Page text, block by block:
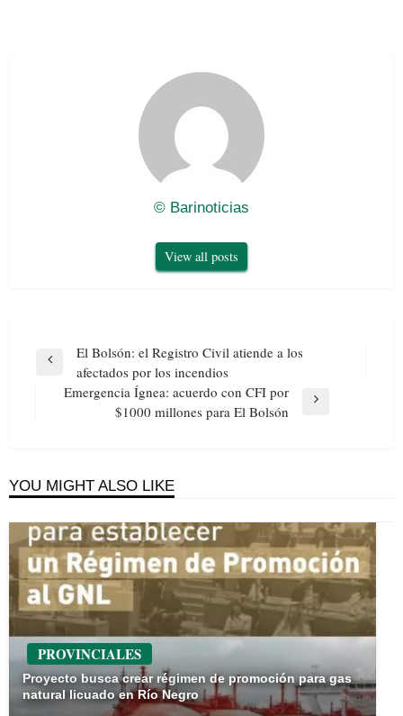
© Barinoticias
View all posts
Navegación
entradas
Previous
El Bolsón: el Registro Civil atiende a los
afectados por los incendios
Emergencia Ígnea: acuerdo con CFI por
$1000 millones para El Bolsón
YOU MIGHT ALSO LIKE
PROVINCIALES
Proyecto busca crear régimen de promoción para gas
natural licuado en Río Negro